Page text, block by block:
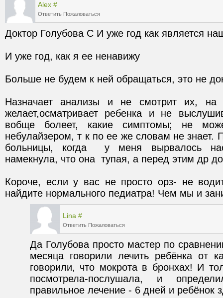
Alex #
Ответить Пожаловаться
Назначает анализы и не смотрит их,
желает,осматривает ребенка и не
вобще болеет, какие симптомы; не
небулайзером, т к по ее же словам не знает.
больницы, когда  у меня вырвалось
Короче, если у вас не просто орз- не
найдите нормального педиатра! Чем мы и
Lina #
Ответить Пожаловаться
Да Голубова просто мастер по
месяца говорили лечить ребёнка от
говорили, что мокрота в бронхах! И
посмотрела-послушала, и
правильное лечение - 6 дней и ребёнок